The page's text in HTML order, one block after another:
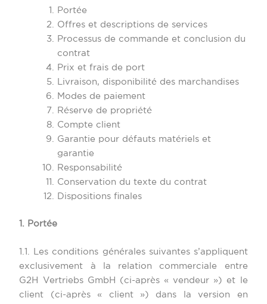
Portée
Offres et descriptions de services
Processus de commande et conclusion du
contrat
Prix et frais de port
Livraison, disponibilité des marchandises
Modes de paiement
Réserve de propriété
Compte client
Garantie pour défauts matériels et
garantie
Responsabilité
Conservation du texte du contrat
Dispositions finales
1. Portée
1.1. Les conditions générales suivantes s’appliquent
exclusivement à la relation commerciale entre
G2H Vertriebs GmbH (ci-après « vendeur ») et le
client (ci-après « client ») dans la version en